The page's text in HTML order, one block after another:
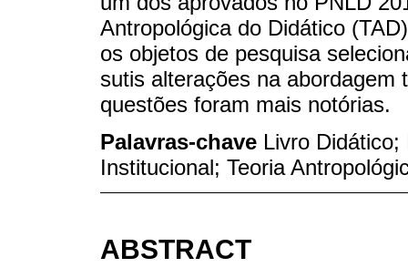
Antropológica do Didático
os objetos de pesquisa
sutis alterações na abordagem
questões foram mais notórias.
Palavras-chave Livro
Institucional; Teoria
ABSTRACT